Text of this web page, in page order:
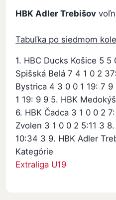
HBK Adler Trebišov
Tabuľka po siedmom
1. HBC Ducks Košice 5
Spišská Belá 7 4 1 0 2
Bystrica 4 3 0 0 1 19: 7
1 19: 9 9 5. HBK
6. HBK Čadca 3 1 0 0 2
Zvolen 3 1 0 0 2 5:11 3
10:34 3 9. HBK Adler
Kategórie
Extraliga U19